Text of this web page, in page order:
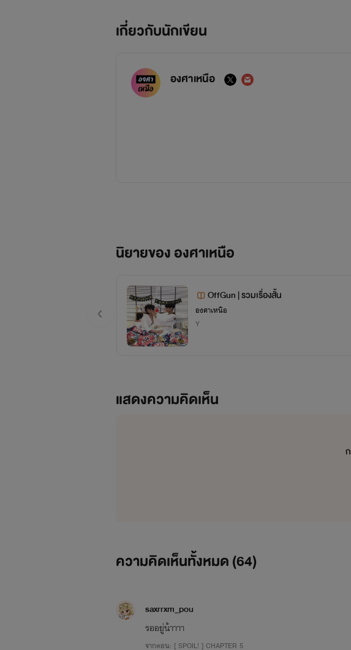
เกี่ยวกับนักเขียน
องศาเหนือ
แม้จะรู้แล้วว่า การเขียนออกมาแ
ถ้าหากมีข้อผิดพลาดประการใด ไม่ว่าจะด้ว
และถ้ามีข้อติชมใด ๆ คนอ่านสามารถช่วยบอก ช่วยเตือนเราได้เลยน
นิยายของ องศาเหนือ
OffGun | รวมเรื่องสั้น
องศาเหนือ
Y
แสดงความคิดเห็น
ความคิดเห็นทั้งหมด (64)
saxrrxm_pou
รออยู่น้าาาา
จากตอน: [ SPOIL! ] CHAPTER 5